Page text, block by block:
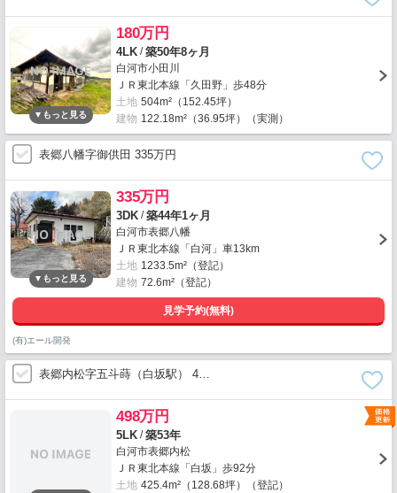
180万円
4LK /築50年8ヶ月
白河市小田川
ＪＲ東北本線「久田野」歩48分
土地 504m²（152.45坪）
建物 122.18m²（36.95坪）（実測）
表郷八幡字御供田 335万円
335万円
3DK /築44年1ヶ月
白河市表郷八幡
ＪＲ東北本線「白河」車13km
土地 1233.5m²（登記）
建物 72.6m²（登記）
見学予約(無料)
(有)エール開発
表郷内松字五斗蒔（白坂駅） 4…
498万円
5LK /築53年
白河市表郷内松
ＪＲ東北本線「白坂」歩92分
土地 425.4m²（128.68坪）（登記）